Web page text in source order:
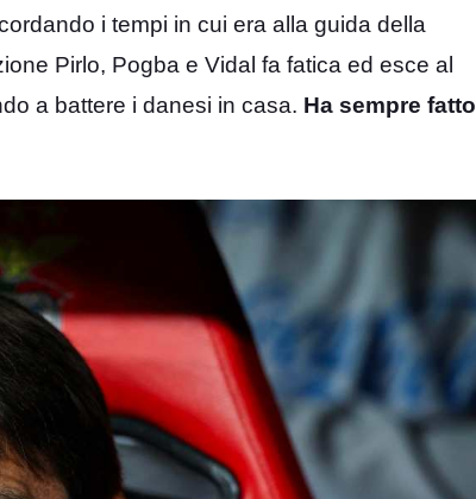
i tempi in cui era alla guida della
Pirlo, Pogba e Vidal fa fatica ed esce al
a battere i danesi in casa. Ha sempre fatto